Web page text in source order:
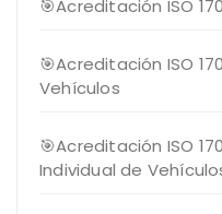
🎯Acreditación ISO
🎯Acreditación ISO
Vehículos
🎯Acreditación ISO
Individual de